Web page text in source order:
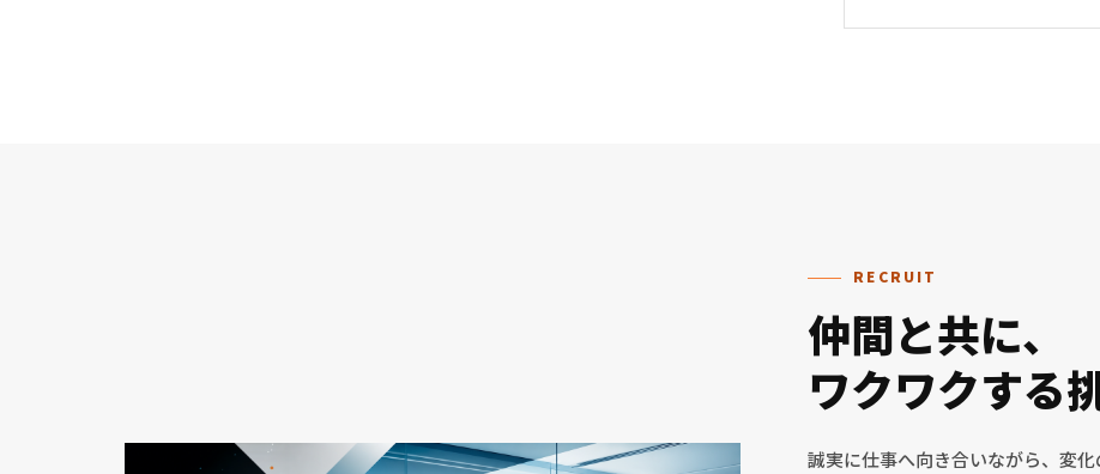
RECRUIT
仲間と共に、
ワクワクする
誠実に仕事へ向き合いながら、変